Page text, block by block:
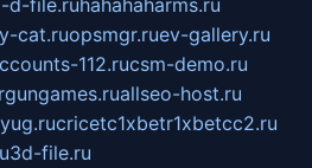
cat.ruopsmgr.ruev-gallery.ru
112.rucsm-demo.ru
allseo-host.ru
cricetc1xbetr1xbetcc2.ru
3d-file.ru